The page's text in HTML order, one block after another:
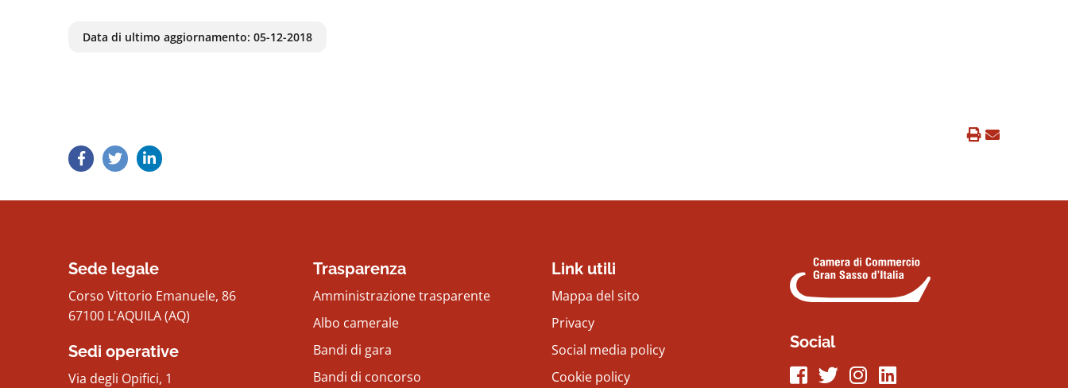
Data di ultimo aggiornamento: 05-12-2018
Sede legale
Corso Vittorio Emanuele, 86
67100 L'AQUILA (AQ)
Sedi operative
Via degli Opifici, 1
Trasparenza
Amministrazione trasparente
Albo camerale
Bandi di gara
Bandi di concorso
Link utili
Mappa del sito
Privacy
Social media policy
Cookie policy
Social
Seguici su Facebook
Seguici su Twitter
Seguici su Instagram
Seguici su LinkeIn